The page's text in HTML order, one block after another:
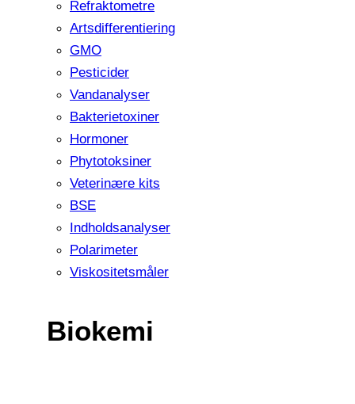
Refraktometre
Artsdifferentiering
GMO
Pesticider
Vandanalyser
Bakterietoxiner
Hormoner
Phytotoksiner
Veterinære kits
BSE
Indholdsanalyser
Polarimeter
Viskositetsmåler
Biokemi